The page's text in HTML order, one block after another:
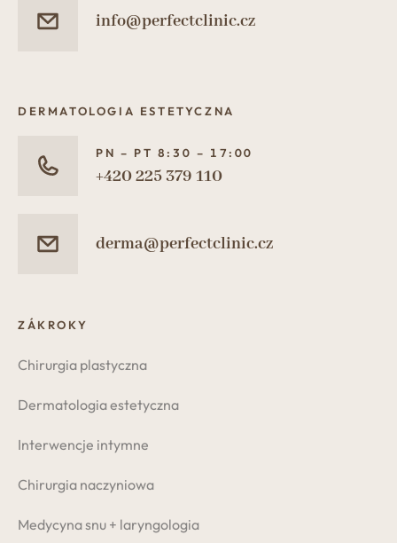
info@perfectclinic.cz
DERMATOLOGIA ESTETYCZNA
PN – PT 8:30 – 17:00
+420 225 379 110
derma@perfectclinic.cz
ZÁKROKY
Chirurgia plastyczna
Dermatologia estetyczna
Interwencje intymne
Chirurgia naczyniowa
Medycyna snu + laryngologia